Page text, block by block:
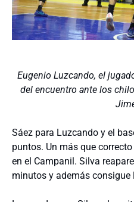
Eugenio Luzcando, el
del encuentro ante los
Sáez para Luzcando y el
puntos. Un más que
en el Campanil. Silva
minutos y además